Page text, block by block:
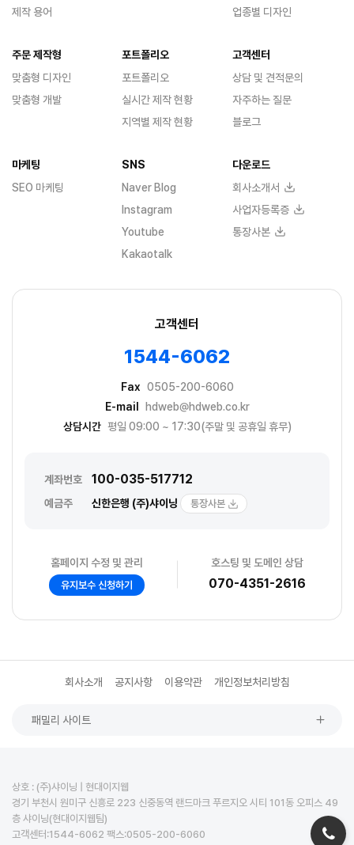
고객센터
1544-6062
Fax 0505-200-6060
E-mail
hdweb@hdweb.co.kr
상담시간 평일 09:00 ~ 17:30(주말 및 공휴일 휴무)
계좌번호 100-035-517712
예금주 신한은행 (주)샤이닝 통장사본
홈페이지 수정 및 관리
유지보수 신청하기
호스팅 및 도메인 상담
070-4351-2616
제작 용어
업종별 디자인
주문 제작형
맞춤형 디자인
맞춤형 개발
포트폴리오
포트폴리오
실시간 제작 현황
지역별 제작 현황
고객센터
상담 및 견적문의
자주하는 질문
블로그
마케팅
SEO 마케팅
SNS
Naver Blog
Instagram
Youtube
Kakaotalk
다운로드
회사소개서
사업자등록증
통장사본
회사소개 공지사항 이용약관 개인정보처리방침
패밀리 사이트
상호 : (주)샤이닝 | 현대이지웹
경기 부천시 원미구 신흥로 223 신중동역 랜드마크 푸르지오 시티 101동 오피스 49
층 샤이닝(현대이지웹팀)
고객센터:1544-6062 팩스:0505-200-6060